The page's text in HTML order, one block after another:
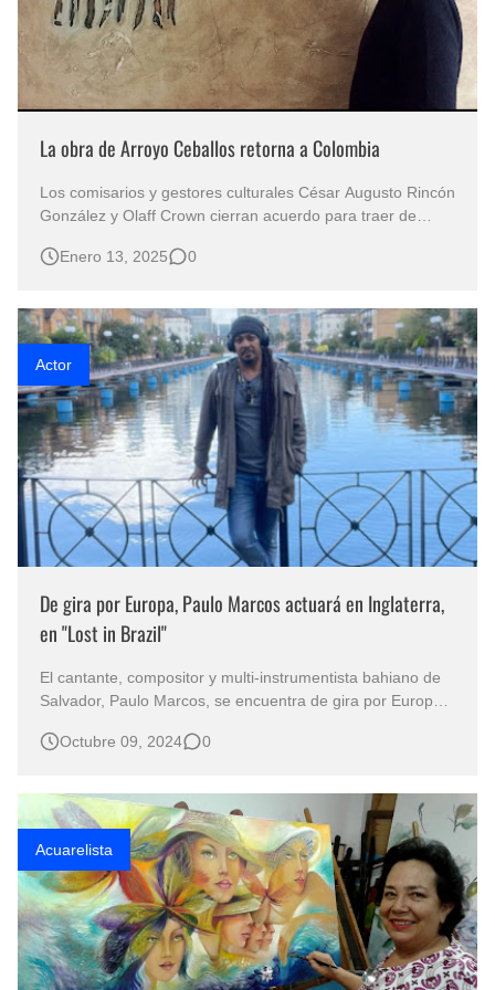
La obra de Arroyo Ceballos retorna a Colombia
Los comisarios y gestores culturales César Augusto Rincón
González y Olaff Crown cierran acuerdo para traer de
Durante el presente año podrá ser vista de nuevo en el
conjunto de obras del arti…
Enero 13, 2025 0
Actor
De gira por Europa, Paulo Marcos actuará en Inglaterra,
en "Lost in Brazil"
El cantante, compositor y multi-instrumentista bahiano de
Salvador, Paulo Marcos, se encuentra de gira por Europa.
exitoso en Brasil, realizará una súper presentación en el
Brazil, …
Octubre 09, 2024 0
Acuarelista